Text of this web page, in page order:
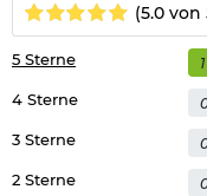
(5.0 von
2 Sterne
3 Sterne
4 Sterne
5 Sterne